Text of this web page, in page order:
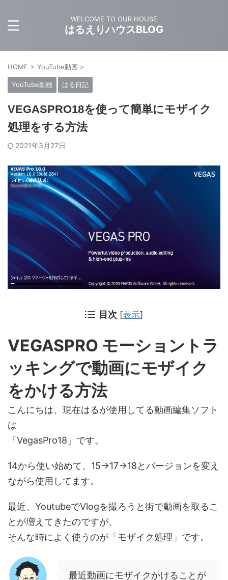
WELCOME TO OUR HOUSE
はるえりハウスBLOG
HOME > YouTube動画 >
YouTube動画 はる日記
VEGASPRO18を使って簡単にモザイク
処理をする方法
2021年3月27日
目次 [表示]
VEGASPRO モーショントラ
ッキングで動画にモザイク
をかける方法
こんにちは、現在はるが使用してる動画編集ソフト
は
「VegasPro18」です。
14から使い始めて、15→17→18とバージョンを変え
ながら使用してます。
最近、YoutubeでVlogを撮ろうと街で動画を取るこ
とが増えてきたのですが、
そんな時によく使うのが「モザイク処理」です。
最近動画にモザイクかけることが